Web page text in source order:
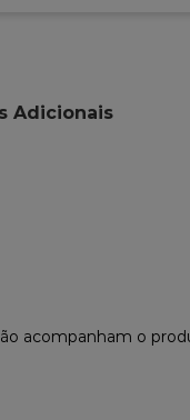
Adicionais
acompanham o